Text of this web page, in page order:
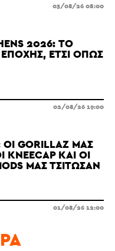
03/08/26 08:00
2026: ΤΟ
ΈΤΣΙ ΌΠΩΣ
02/08/26 19:00
ΟΙ GORILLAZ ΜΆΣ
KNEECAP ΚΑΙ ΟΙ
ΜΆΣ ΤΣΊΤΩΣΑΝ
01/08/26 12:00